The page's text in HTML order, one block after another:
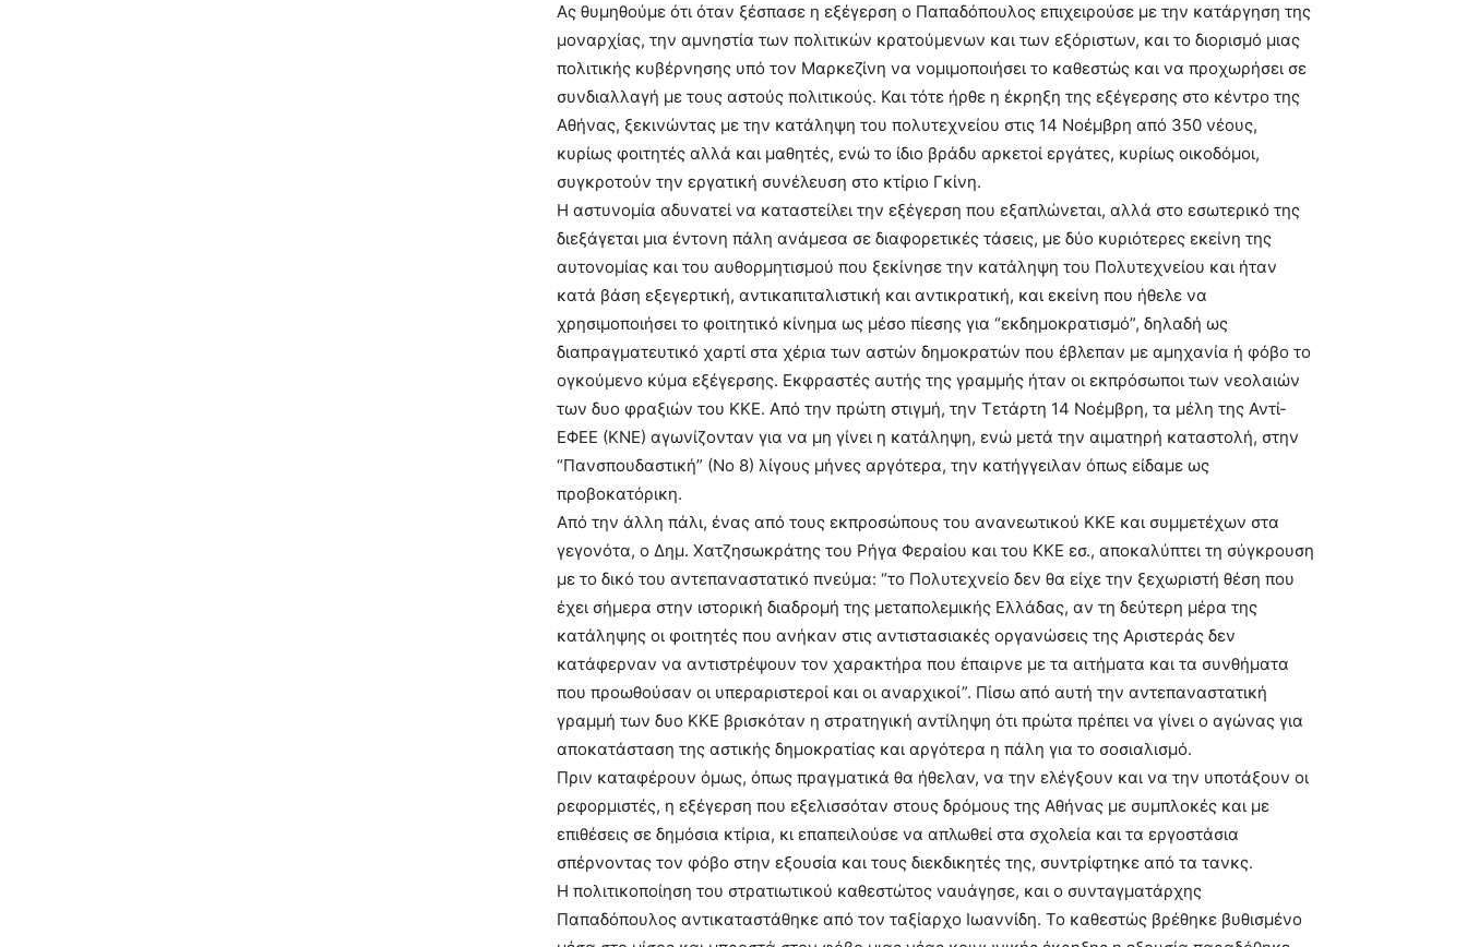
Ας θυµηθούµε ότι όταν ξέσπασε η εξέγερση ο Παπαδόπουλος επιχειρούσε µε την κατάργηση της
µοναρχίας, την αµνηστία των πολιτικών κρατούµενων και των εξόριστων, και το διορισµό µιας
πολιτικής κυβέρνησης υπό τον Μαρκεζίνη να νοµιµοποιήσει το καθεστώς και να προχωρήσει σε
συνδιαλλαγή µε τους αστούς πολιτικούς. Και τότε ήρθε η έκρηξη της εξέγερσης στο κέντρο της
Αθήνας, ξεκινώντας µε την κατάληψη του πολυτεχνείου στις 14 Νοέµβρη από 350 νέους,
κυρίως φοιτητές αλλά και µαθητές, ενώ το ίδιο βράδυ αρκετοί εργάτες, κυρίως οικοδόµοι,
συγκροτούν την εργατική συνέλευση στο κτίριο Γκίνη.
Η αστυνοµία αδυνατεί να καταστείλει την εξέγερση που εξαπλώνεται, αλλά στο εσωτερικό της
διεξάγεται µια έντονη πάλη ανάµεσα σε διαφορετικές τάσεις, µε δύο κυριότερες εκείνη της
αυτονοµίας και του αυθορµητισµού που ξεκίνησε την κατάληψη του Πολυτεχνείου και ήταν
κατά βάση εξεγερτική, αντικαπιταλιστική και αντικρατική, και εκείνη που ήθελε να
χρησιµοποιήσει το φοιτητικό κίνηµα ως µέσο πίεσης για “εκδηµοκρατισµό”, δηλαδή ως
διαπραγµατευτικό χαρτί στα χέρια των αστών δηµοκρατών που έβλεπαν µε αµηχανία ή φόβο το
ογκούµενο κύµα εξέγερσης. Εκφραστές αυτής της γραµµής ήταν οι εκπρόσωποι των νεολαιών
των δυο φραξιών του ΚΚΕ. Από την πρώτη στιγµή, την Τετάρτη 14 Νοέµβρη, τα µέλη της Αντί-
ΕΦΕΕ (ΚΝΕ) αγωνίζονταν για να µη γίνει η κατάληψη, ενώ µετά την αιµατηρή καταστολή, στην
“Πανσπουδαστική” (Νο 8) λίγους µήνες αργότερα, την κατήγγειλαν όπως είδαµε ως
προβοκατόρικη.
Από την άλλη πάλι, ένας από τους εκπροσώπους του ανανεωτικού ΚΚΕ και συµµετέχων στα
γεγονότα, ο Δηµ. Χατζησωκράτης του Ρήγα Φεραίου και του KKE εσ., αποκαλύπτει τη σύγκρουση
µε το δικό του αντεπαναστατικό πνεύµα: “το Πολυτεχνείο δεν θα είχε την ξεχωριστή θέση που
έχει σήµερα στην ιστορική διαδροµή της µεταπολεµικής Ελλάδας, αν τη δεύτερη µέρα της
κατάληψης οι φοιτητές που ανήκαν στις αντιστασιακές οργανώσεις της Αριστεράς δεν
κατάφερναν να αντιστρέψουν τον χαρακτήρα που έπαιρνε µε τα αιτήµατα και τα συνθήµατα
που προωθούσαν οι υπεραριστεροί και οι αναρχικοί”. Πίσω από αυτή την αντεπαναστατική
γραµµή των δυο ΚΚΕ βρισκόταν η στρατηγική αντίληψη ότι πρώτα πρέπει να γίνει ο αγώνας για
αποκατάσταση της αστικής δηµοκρατίας και αργότερα η πάλη για το σοσιαλισµό.
Πριν καταφέρουν όµως, όπως πραγµατικά θα ήθελαν, να την ελέγξουν και να την υποτάξουν οι
ρεφορµιστές, η εξέγερση που εξελισσόταν στους δρόµους της Αθήνας µε συµπλοκές και µε
επιθέσεις σε δηµόσια κτίρια, κι επαπειλούσε να απλωθεί στα σχολεία και τα εργοστάσια
σπέρνοντας τον φόβο στην εξουσία και τους διεκδικητές της, συντρίφτηκε από τα τανκς.
Η πολιτικοποίηση του στρατιωτικού καθεστώτος ναυάγησε, και ο συνταγµατάρχης
Παπαδόπουλος αντικαταστάθηκε από τον ταξίαρχο Ιωαννίδη. Το καθεστώς βρέθηκε βυθισµένο